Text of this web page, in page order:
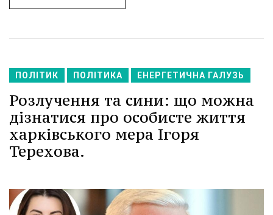
ПОЛІТИК ПОЛІТИКА ЕНЕРГЕТИЧНА ГАЛУЗЬ
Розлучення та сини: що можна
дізнатися про особисте життя
харківського мера Ігоря
Терехова.